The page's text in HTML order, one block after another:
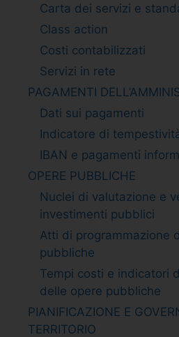
Carta dei servizi e
Class action
Costi contabilizzati
Servizi in rete
PAGAMENTI
Dati sui pagamenti
Indicatore di
IBAN e pagamenti
OPERE PUBBLICHE
Nuclei di valutazione e
investimenti pubblici
Atti di programmazione
pubbliche
Tempi costi e indicatori
delle opere pubbliche
PIANIFICAZIONE E
TERRITORIO